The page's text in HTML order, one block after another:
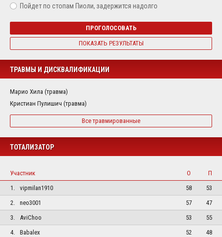
Пойдет по стопам Пиоли, задержится надолго
ПРОГОЛОСОВАТЬ
ПОКАЗАТЬ РЕЗУЛЬТАТЫ
ТРАВМЫ И ДИСКВАЛИФИКАЦИИ
Марио Хила (травма)
Кристиан Пулишич (травма)
Все травмированные
ТОТАЛИЗАТОР
Участник О
П
1.
vipmilan1910 58
53
2.
neo3001 57
47
3.
AviChoo 53
55
4.
Babalex 52
48